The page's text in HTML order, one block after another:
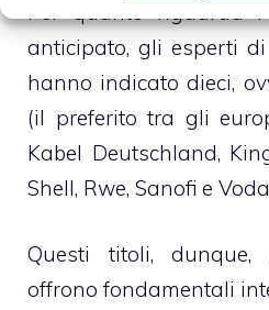
anticipato, gli esperti
hanno indicato dieci,
(il preferito tra gli
Kabel Deutschland,
Shell, Rwe, Sanofi e
Questi titoli, dunque,
offrono fondamentali